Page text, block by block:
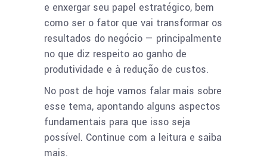
e enxergar seu papel estratégico, bem
como ser o fator que vai transformar os
resultados do negócio — principalmente
no que diz respeito ao ganho de
produtividade e à redução de custos.
No post de hoje vamos falar mais sobre
esse tema, apontando alguns aspectos
fundamentais para que isso seja
possível. Continue com a leitura e saiba
mais.